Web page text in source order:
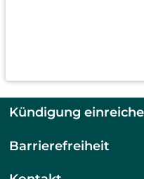
Kündigung
Barrierefreiheit